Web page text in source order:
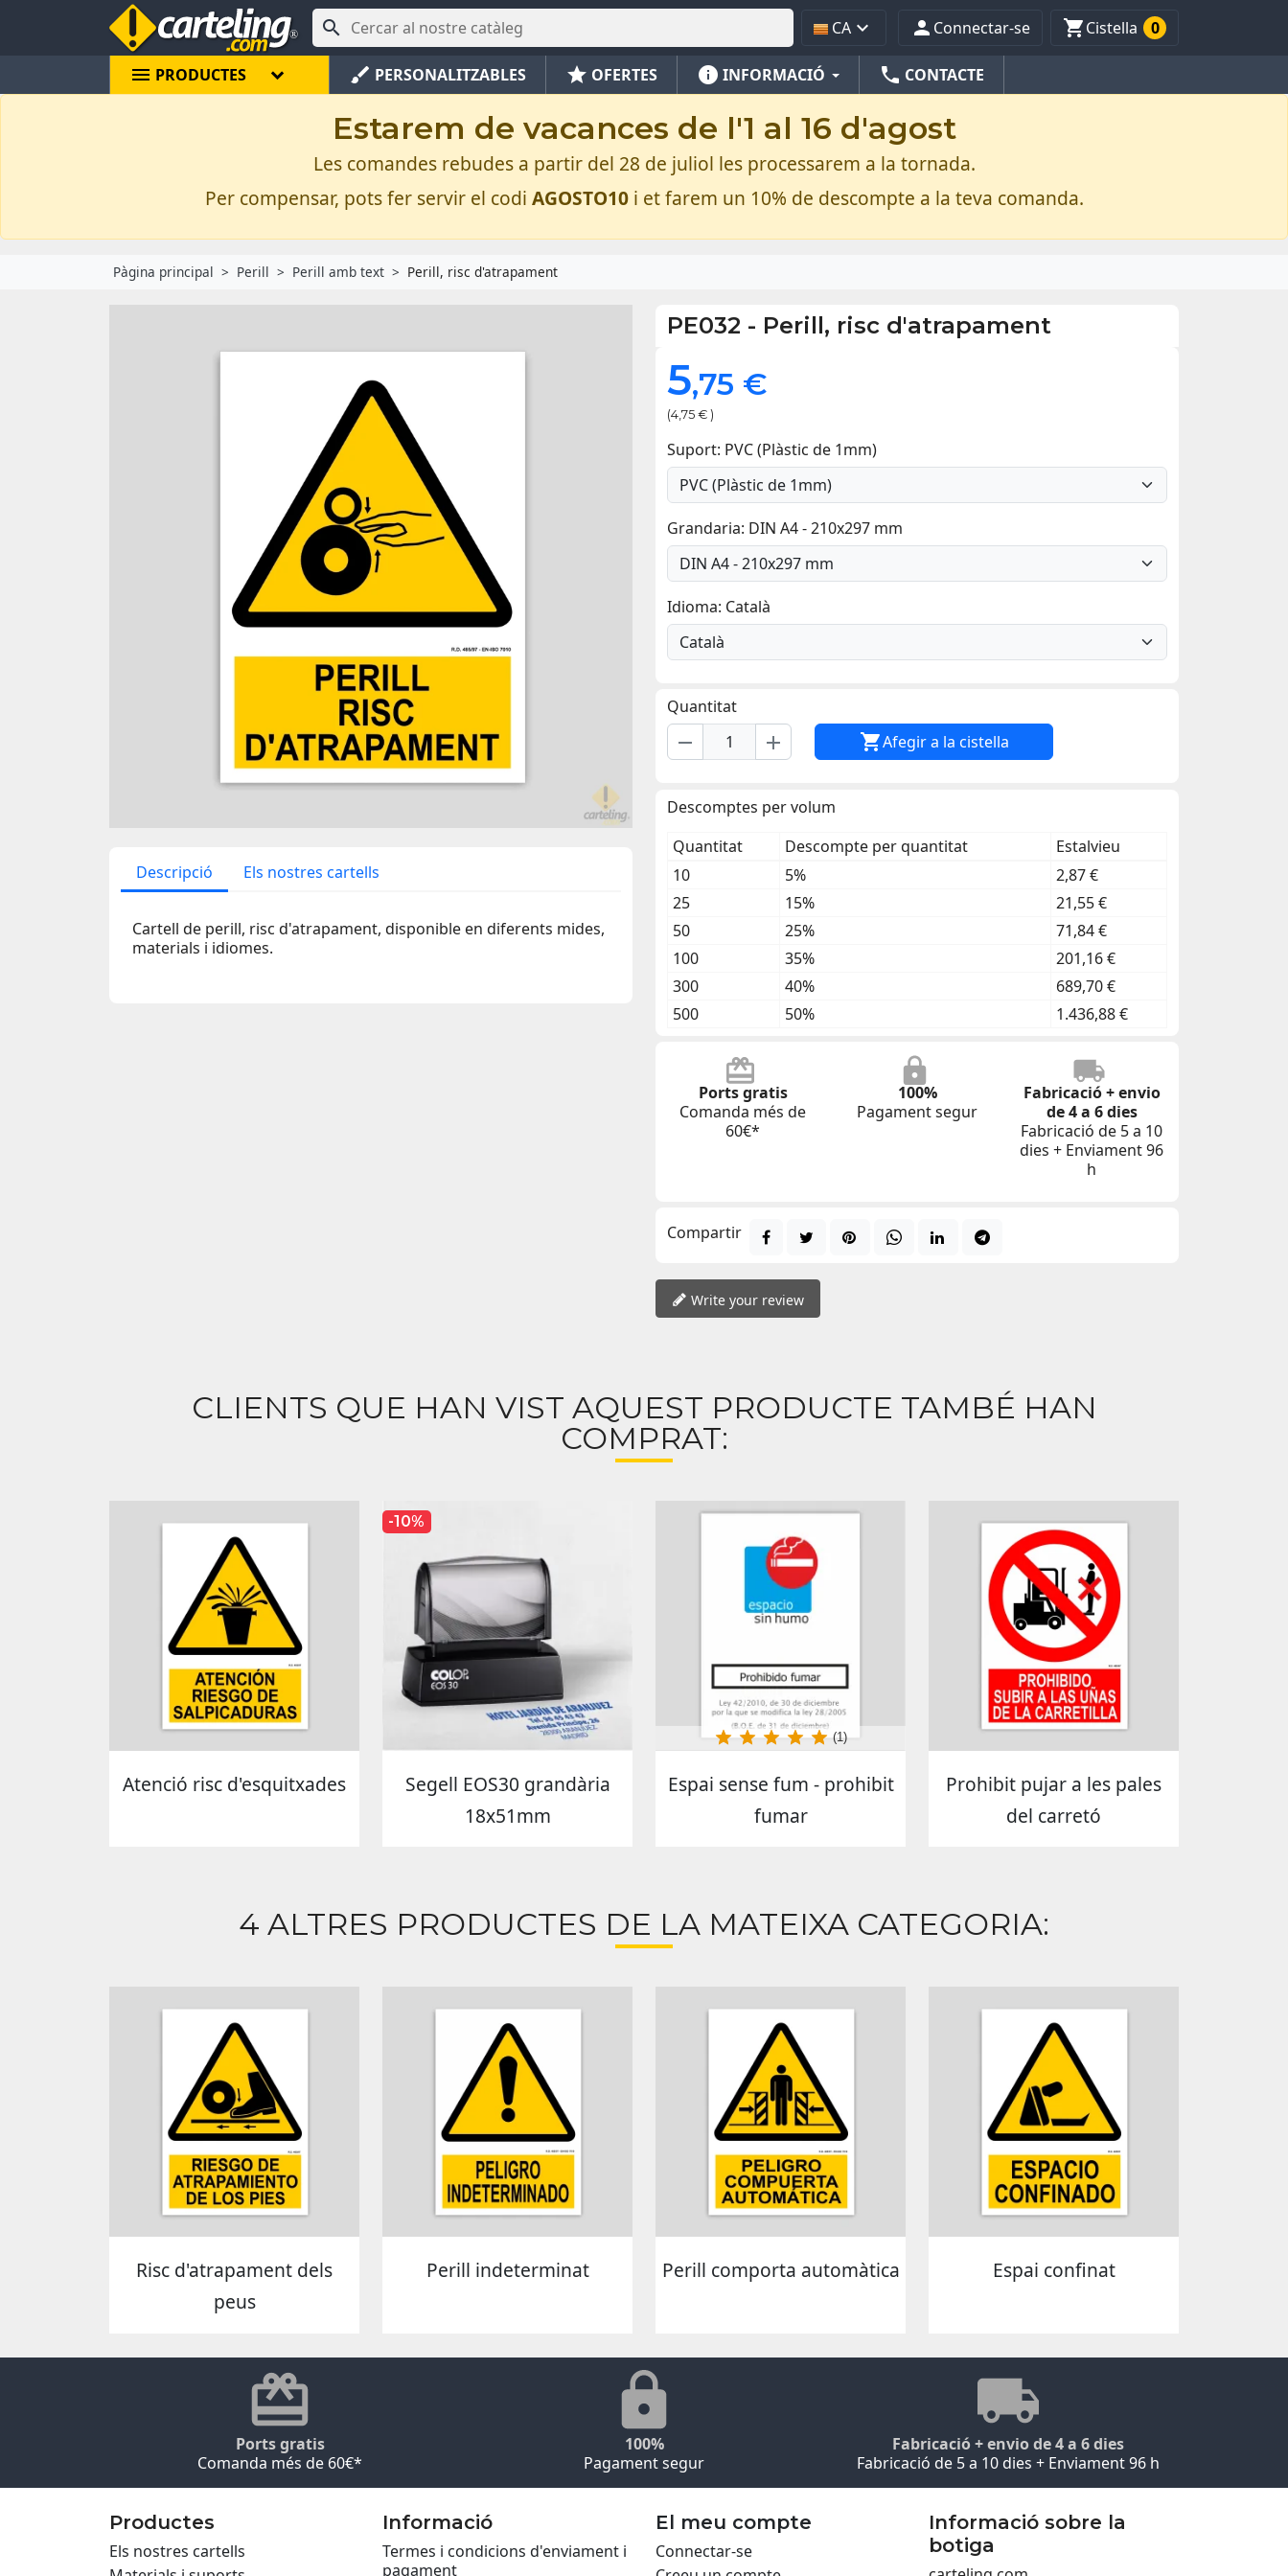
 CA  Connectar-se Cistella 0
menu PRODUCTES brush PERSONALITZABLES star OFERTES info INFORMACIÓ phone CONTACTE
Estarem de vacances de l'1 al 16 d'agost
Les comandes rebudes a partir del 28 de juliol les processarem a la tornada.
Per compensar, pots fer servir el codi AGOSTO10i et farem un 10% de descompte a la teva comanda.
Pàgina principal Perill Perill amb text Perill, risc d'atrapament
Descripció Els nostres cartells
Cartell de perill, risc d'atrapament, disponible en diferents mides,
materials i idiomes.
PE032 - Perill, risc d'atrapament
5,75 €
(4,75 € )
Suport: PVC (Plàstic de 1mm)
Grandaria: DIN A4 - 210x297 mm
Idioma: Català
Quantitat
remove add Afegir a la cistella
Descomptes per volum
Quantitat
Descompte per quantitat
Estalvieu
10
5%
2,87 €
25
15%
21,55 €
50
25%
71,84 €
100
35%
201,16 €
300
40%
689,70 €
500
50% 1.436,88 €
Ports gratis
Comanda més de
60€*
100%
Pagament segur
Fabricació + envio
de 4 a 6 dies
Fabricació de 5 a 10
dies + Enviament 96
h
Compartir
Write your review
CLIENTS QUE HAN VIST AQUEST PRODUCTE TAMBÉ HAN
COMPRAT:
Atenció risc d'esquitxades
Segell EOS30 grandària
18x51mm
-10%
Espai sense fum - prohibit
fumar
(1)
Prohibit pujar a les pales
del carretó
4 ALTRES PRODUCTES DE LA MATEIXA CATEGORIA:
Risc d'atrapament dels
peus
Perill indeterminat Perill comporta automàtica Espai confinat
Ports gratis
Comanda més de 60€*
100%
Pagament segur
Fabricació + envio de 4 a 6 dies
Fabricació de 5 a 10 dies + Enviament 96 h
Productes
Els nostres cartells
Informació
Termes i condicions d'enviament i
pagament
El meu compte
Connectar-se
Informació sobre la
botiga